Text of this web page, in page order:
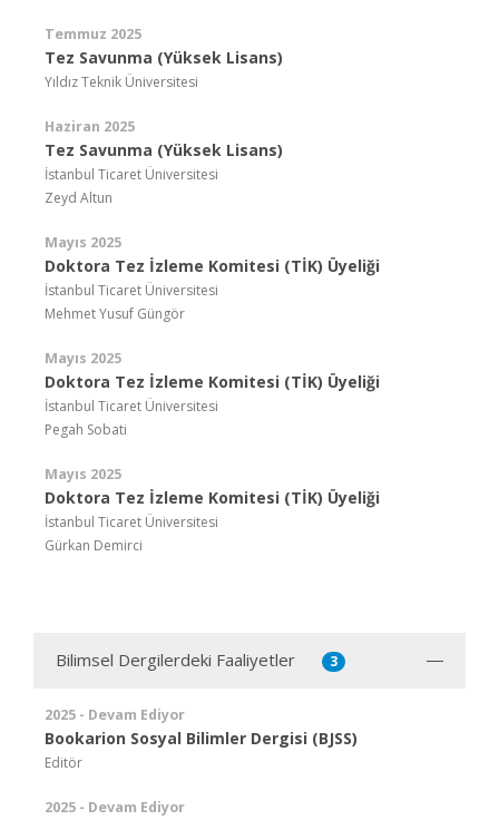
Temmuz 2025
Tez Savunma (Yüksek Lisans)
Yıldız Teknik Üniversitesi
Haziran 2025
Tez Savunma (Yüksek Lisans)
İstanbul Ticaret Üniversitesi
Zeyd Altun
Mayıs 2025
Doktora Tez İzleme Komitesi (TİK) Üyeliği
İstanbul Ticaret Üniversitesi
Mehmet Yusuf Güngör
Mayıs 2025
Doktora Tez İzleme Komitesi (TİK) Üyeliği
İstanbul Ticaret Üniversitesi
Pegah Sobati
Mayıs 2025
Doktora Tez İzleme Komitesi (TİK) Üyeliği
İstanbul Ticaret Üniversitesi
Gürkan Demirci
Bilimsel Dergilerdeki Faaliyetler 3
2025 - Devam Ediyor
Bookarion Sosyal Bilimler Dergisi (BJSS)
Editör
2025 - Devam Ediyor